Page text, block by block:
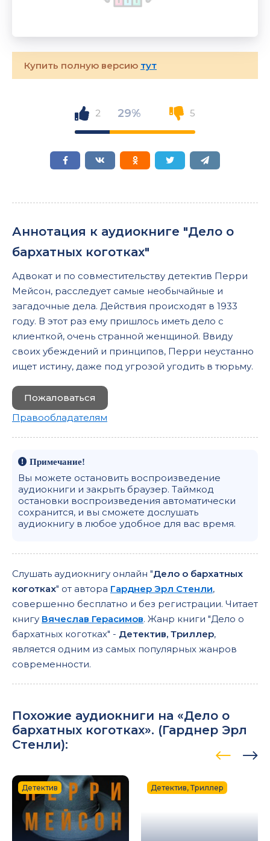
Купить полную версию тут
2 29% 5
Аннотация к аудиокниге "Дело о
бархатных коготках"
Адвокат и по совместительству детектив Перри
Мейсон, расследует самые необычайные и
загадочные дела. Действия происходят в 1933
году. В этот раз ему пришлось иметь дело с
клиенткой, очень странной женщиной. Ввиду
своих убеждений и принципов, Перри неустанно
ищет истину, даже под угрозой угодить в тюрьму.
Пожаловаться
Правообладателям
Примечание!
Вы можете остановить воспроизведение
аудиокниги и закрыть браузер. Таймкод
остановки воспроизведения автоматически
сохранится, и вы сможете дослушать
аудиокнигу в любое удобное для вас время.
Слушать аудиокнигу онлайн "Дело о бархатных
коготках" от автора Гарднер Эрл Стенли,
совершенно бесплатно и без регистрации. Читает
книгу Вячеслав Герасимов. Жанр книги "Дело о
бархатных коготках" - Детектив, Триллер,
является одним из самых популярных жанров
современности.
Похожие аудиокниги на «Дело о
бархатных коготках». (Гарднер Эрл
Стенли):
Детектив Детектив, Триллер